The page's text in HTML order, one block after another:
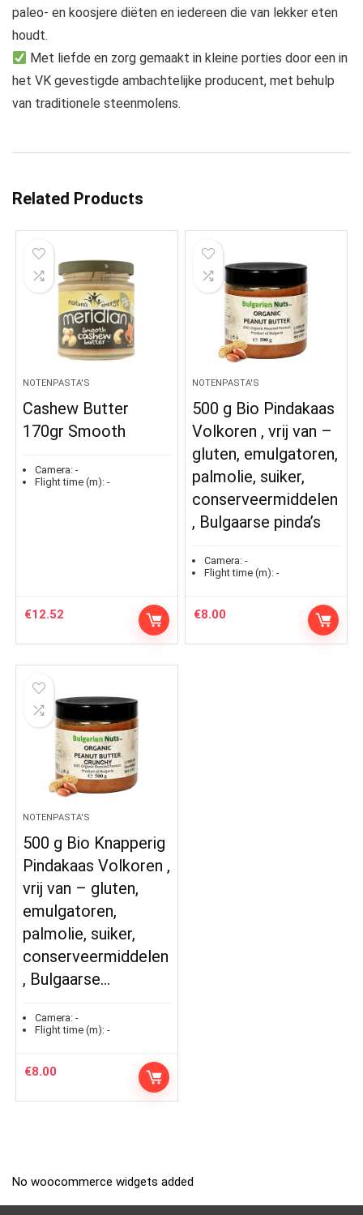
paleo- en koosjere diëten en iedereen die van lekker eten
houdt.
Met liefde en zorg gemaakt in kleine porties door een in
het VK gevestigde ambachtelijke producent, met behulp
van traditionele steenmolens.
Related Products
NOTENPASTA'S
Cashew Butter
170gr Smooth
Camera: -
Flight time (m): -
€12.52
NOTENPASTA'S
500 g Bio Pindakaas
Volkoren , vrij van –
gluten, emulgatoren,
palmolie, suiker,
conserveermiddelen
, Bulgaarse pinda’s
Camera: -
Flight time (m): -
€8.00
NOTENPASTA'S
500 g Bio Knapperig
Pindakaas Volkoren ,
vrij van – gluten,
emulgatoren,
palmolie, suiker,
conserveermiddelen
, Bulgaarse…
Camera: -
Flight time (m): -
€8.00
No woocommerce widgets added